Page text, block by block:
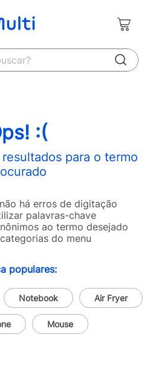
:(
para o termo
há erros de digitação
palavras-chave
ao termo desejado
do menu
populares:
Notebook Air Fryer
Mouse